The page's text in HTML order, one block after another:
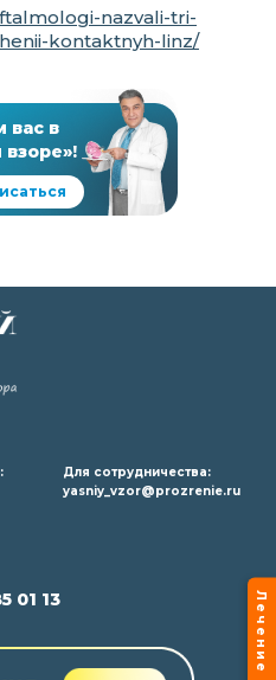
nazvali-tri-
kontaktnyh-linz/
в
Для сотрудничества:
yasniy_vzor@prozrenie.ru
01 13